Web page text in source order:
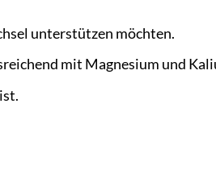
unterstützen möchten.
mit Magnesium und